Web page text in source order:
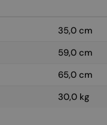
35,0 cm
59,0 cm
65,0 cm
30,0 kg